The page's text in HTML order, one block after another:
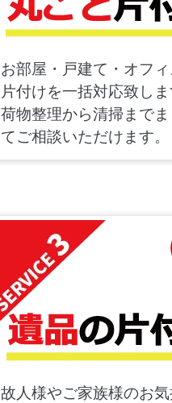
お部屋・戸建て・オフ
片付けを一括対応致しま
荷物整理から清掃まで
てご相談いただけます。
故人様やご家族様のお気